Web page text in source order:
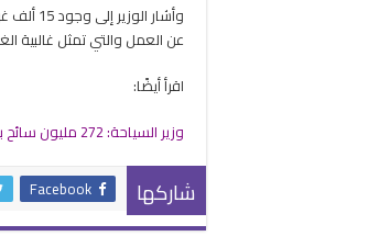
وأشار
عن العمل والتي تمثل غالبية
اقرأ أيضًا:
وزير السياحة: 272 مليون سائح بـ12 دولة أكدوا رغبتهم في زيارة مصر
شاركها Facebook